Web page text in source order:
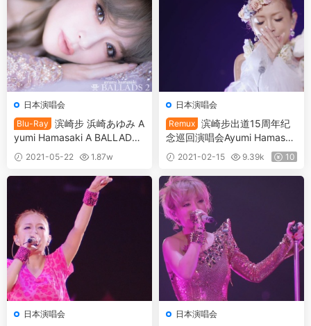
日本演唱会
Blu-Ray
滨崎步 浜崎あゆみ A
yumi Hamasaki A BALLADS
付属BD 2021《2BD ISO 81.2
G》
2021-05-22
1.87w
日本演唱会
Remux 滨崎步出道15周年纪
念巡回演唱会Ayumi Hamasak
i – 15th Anniversary Tour Bes
t Live2013《REMUX TS 38
G》
2021-02-15 9.39k 10
日本演唱会
日本演唱会